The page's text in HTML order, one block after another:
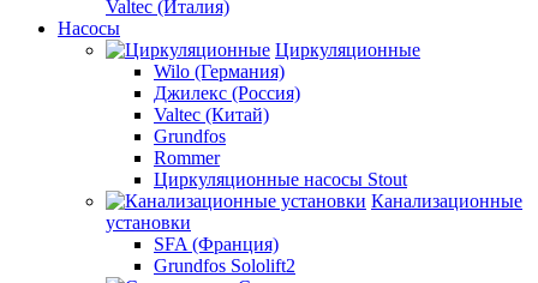
Valtec (Италия)
Насосы
Циркуляционные
Wilo (Германия)
Джилекс (Россия)
Valtec (Китай)
Grundfos
Rommer
Циркуляционные насосы Stout
Канализационные
установки
SFA (Франция)
Grundfos Sololift2